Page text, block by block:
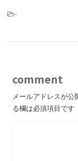
-
comment
メールアドレスが公
る欄は必須項目です